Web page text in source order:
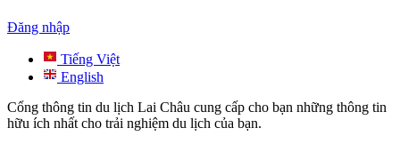
Đăng nhập
Tiếng Việt
English
Cổng thông tin du lịch Lai Châu cung cấp cho bạn những thông tin
hữu ích nhất cho trải nghiệm du lịch của bạn.